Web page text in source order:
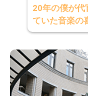
20年の僕が代
ていた音楽の